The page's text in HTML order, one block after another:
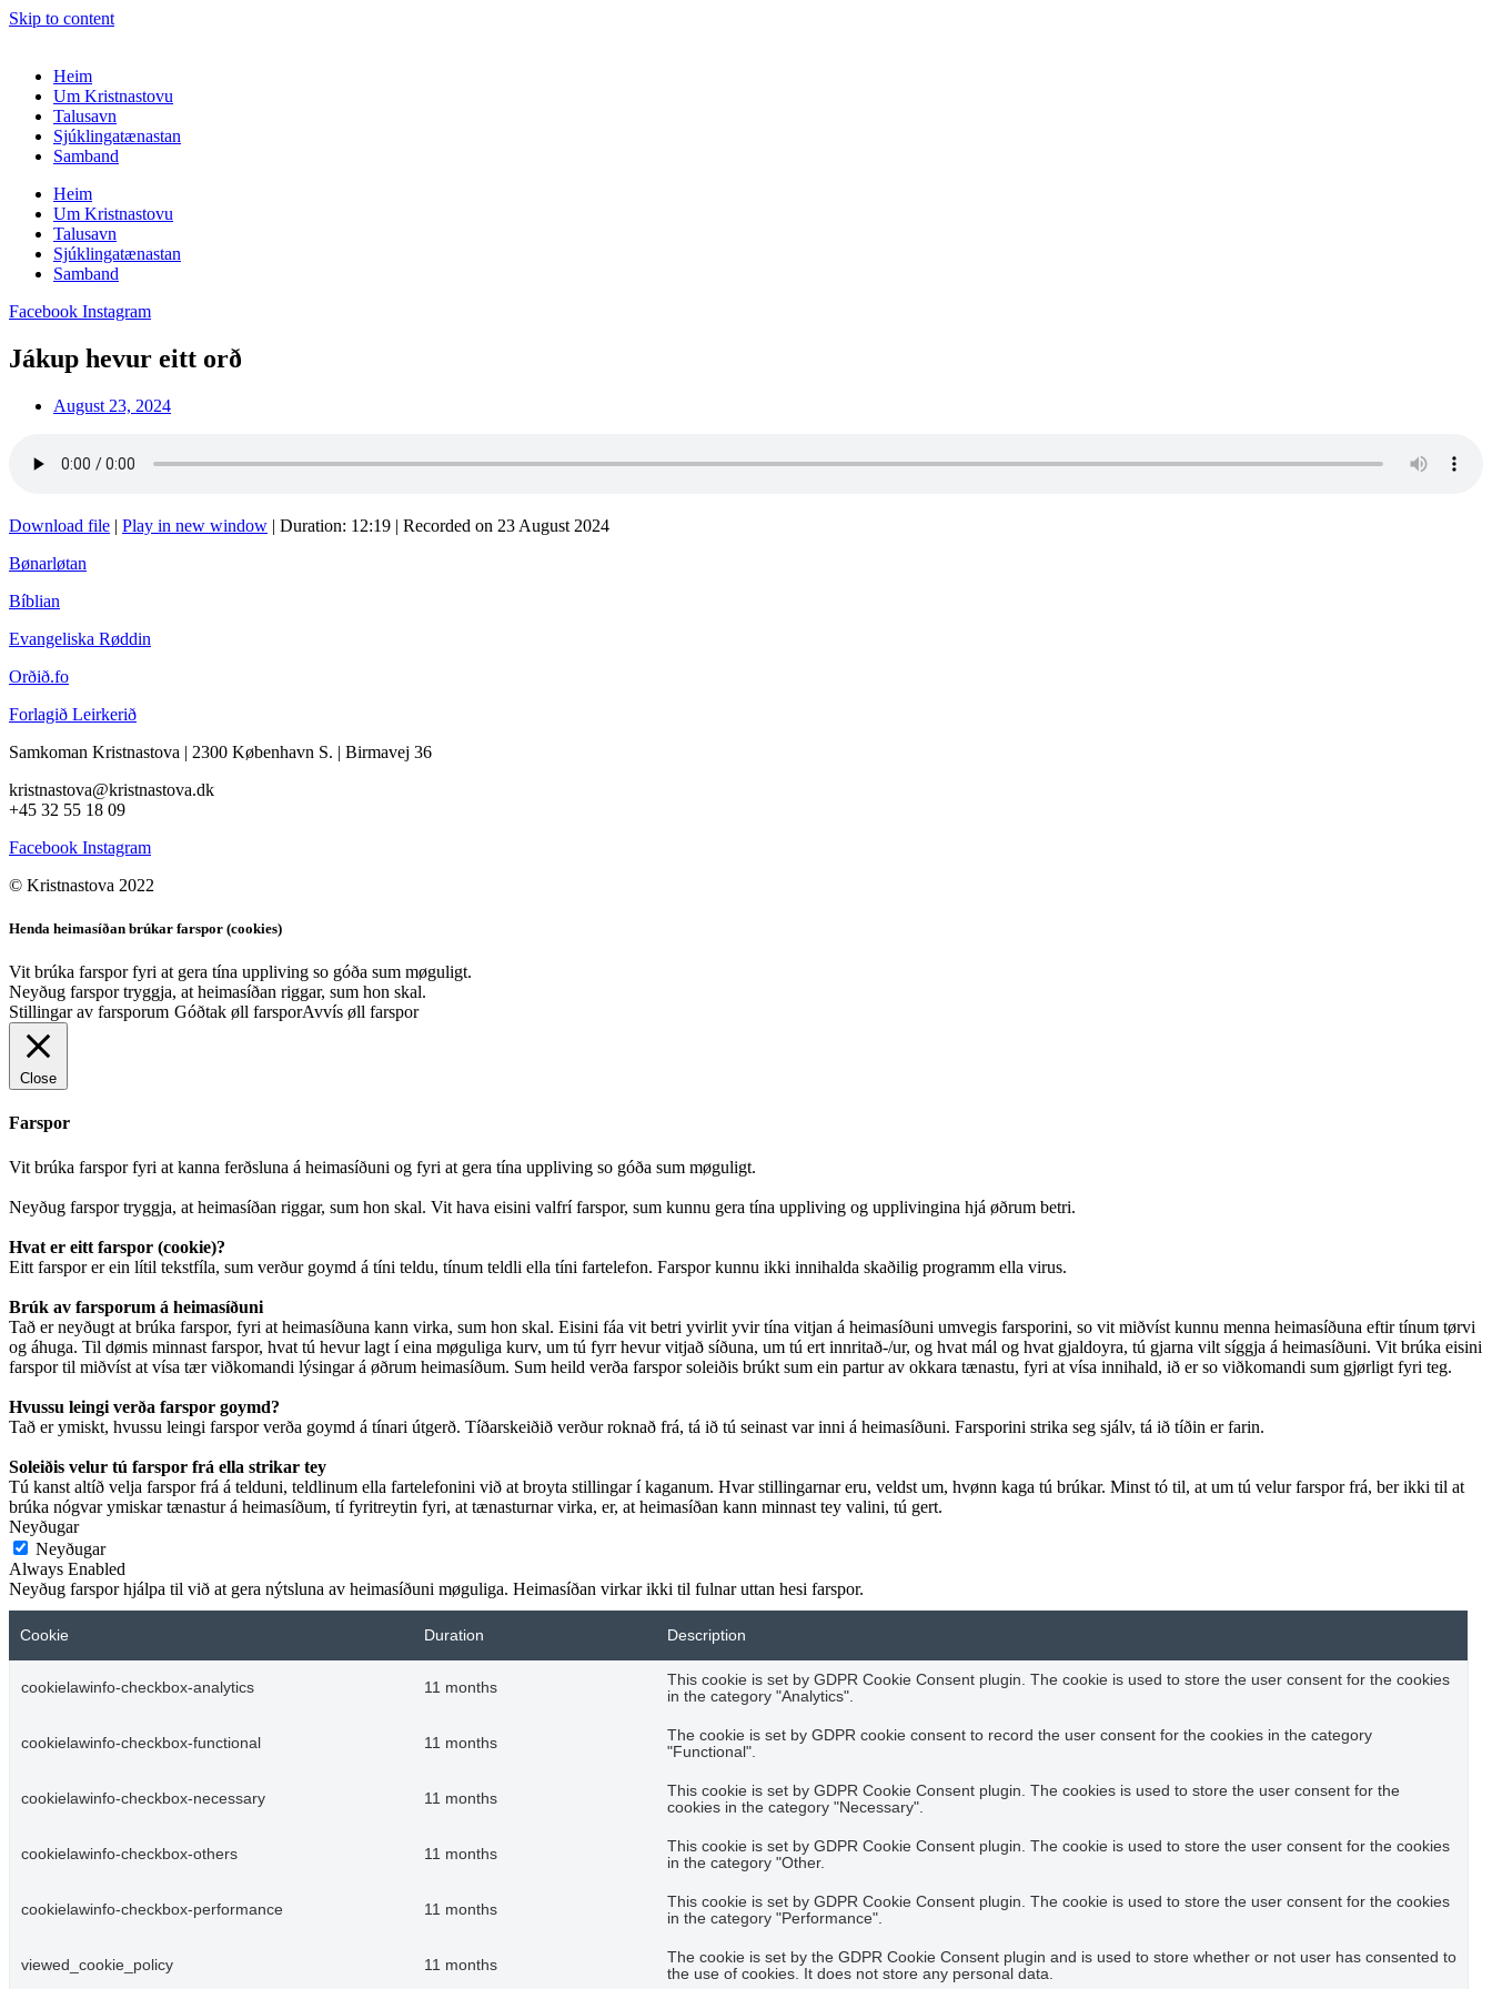
Skip to content
Heim
Um Kristnastovu
Talusavn
Sjúklingatænastan
Samband
Heim
Um Kristnastovu
Talusavn
Sjúklingatænastan
Samband
Facebook Instagram
Jákup hevur eitt orð
August 23, 2024
Download file | Play in new window | Duration: 12:19 | Recorded on 23 August 2024
Bønarløtan
Bíblian
Evangeliska Røddin
Orðið.fo
Forlagið Leirkerið
Samkoman Kristnastova | 2300 København S. | Birmavej 36
kristnastova@kristnastova.dk
+45 32 55 18 09
Facebook Instagram
© Kristnastova 2022
Henda heimasíðan brúkar farspor (cookies)
Vit brúka farspor fyri at gera tína uppliving so góða sum møguligt.
Neyðug farspor tryggja, at heimasíðan riggar, sum hon skal.
Stillingar av farsporum Góðtak øll farsporAvvís øll farspor
Close
Farspor
Vit brúka farspor fyri at kanna ferðsluna á heimasíðuni og fyri at gera tína uppliving so góða sum møguligt.
Neyðug farspor tryggja, at heimasíðan riggar, sum hon skal. Vit hava eisini valfrí farspor, sum kunnu gera tína uppliving og upplivingina hjá øðrum betri.
Hvat er eitt farspor (cookie)?
Eitt farspor er ein lítil tekstfíla, sum verður goymd á tíni teldu, tínum teldli ella tíni fartelefon. Farspor kunnu ikki innihalda skaðilig programm ella virus.
Brúk av farsporum á heimasíðuni
Tað er neyðugt at brúka farspor, fyri at heimasíðuna kann virka, sum hon skal. Eisini fáa vit betri yvirlit yvir tína vitjan á heimasíðuni umvegis farsporini, so vit miðvíst kunnu menna heimasíðuna eftir tínum tørvi
og áhuga. Til dømis minnast farspor, hvat tú hevur lagt í eina møguliga kurv, um tú fyrr hevur vitjað síðuna, um tú ert innritað-/ur, og hvat mál og hvat gjaldoyra, tú gjarna vilt síggja á heimasíðuni. Vit brúka eisini
farspor til miðvíst at vísa tær viðkomandi lýsingar á øðrum heimasíðum. Sum heild verða farspor soleiðis brúkt sum ein partur av okkara tænastu, fyri at vísa innihald, ið er so viðkomandi sum gjørligt fyri teg.
Hvussu leingi verða farspor goymd?
Tað er ymiskt, hvussu leingi farspor verða goymd á tínari útgerð. Tíðarskeiðið verður roknað frá, tá ið tú seinast var inni á heimasíðuni. Farsporini strika seg sjálv, tá ið tíðin er farin.
Soleiðis velur tú farspor frá ella strikar tey
Tú kanst altíð velja farspor frá á telduni, teldlinum ella fartelefonini við at broyta stillingar í kaganum. Hvar stillingarnar eru, veldst um, hvønn kaga tú brúkar. Minst tó til, at um tú velur farspor frá, ber ikki til at
brúka nógvar ymiskar tænastur á heimasíðum, tí fyritreytin fyri, at tænasturnar virka, er, at heimasíðan kann minnast tey valini, tú gert.
Neyðugar
Neyðugar
Always Enabled
Neyðug farspor hjálpa til við at gera nýtsluna av heimasíðuni møguliga. Heimasíðan virkar ikki til fulnar uttan hesi farspor.
Cookie Duration Description
cookielawinfo-checkbox-analytics 11 months
This cookie is set by GDPR Cookie Consent plugin. The cookie is used to store the user consent for the cookies
in the category "Analytics".
cookielawinfo-checkbox-functional 11 months
The cookie is set by GDPR cookie consent to record the user consent for the cookies in the category
"Functional".
cookielawinfo-checkbox-necessary 11 months
This cookie is set by GDPR Cookie Consent plugin. The cookies is used to store the user consent for the
cookies in the category "Necessary".
cookielawinfo-checkbox-others 11 months
This cookie is set by GDPR Cookie Consent plugin. The cookie is used to store the user consent for the cookies
in the category "Other.
cookielawinfo-checkbox-performance 11 months
This cookie is set by GDPR Cookie Consent plugin. The cookie is used to store the user consent for the cookies
in the category "Performance".
viewed_cookie_policy 11 months
The cookie is set by the GDPR Cookie Consent plugin and is used to store whether or not user has consented to
the use of cookies. It does not store any personal data.